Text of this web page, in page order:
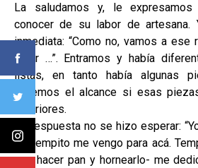
La saludamos y, le
conocer de su labor de artesana.
inmediata: “Como no, vamos a ese
taller …”. Entramos y había
listas, en tanto había algunas
hacemos el alcance si esas
anteriores.
Su respuesta no se hizo esperar:
un tiempito me vengo para acá.
que hacer pan y hornearlo- me